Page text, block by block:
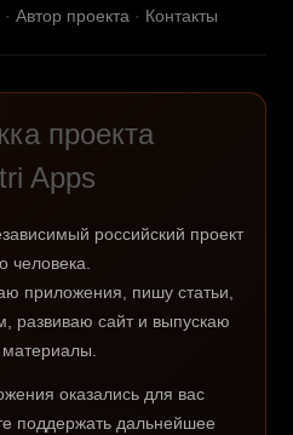
· Автор проекта· Контакты
проекта
Apps
российский проект
человека.
приложения, пишу статьи,
развиваю сайт и выпускаю
оказались для вас
поддержать дальнейшее